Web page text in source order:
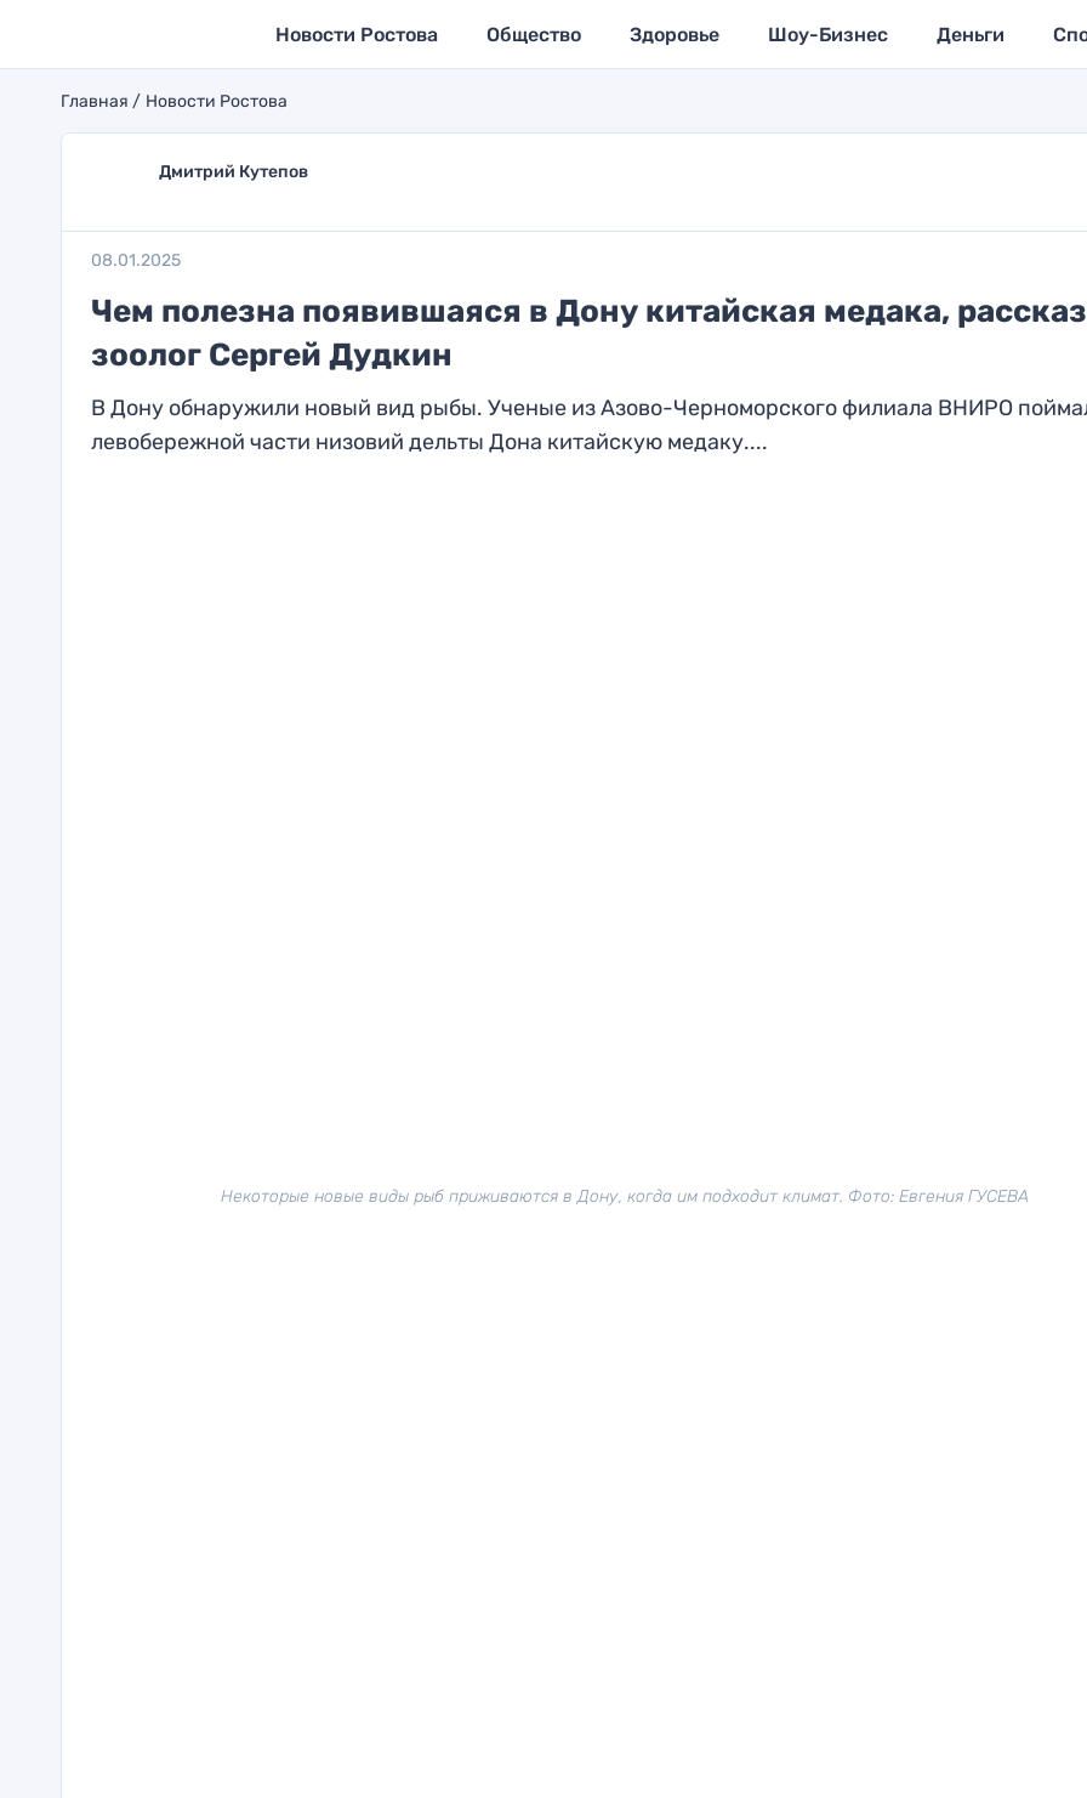
Новости Ростова Общество Здоровье Шоу-Бизнес Деньги
Главная Новости Ростова
Дмитрий Кутепов
08.01.2025
Чем полезна появившаяся в Дону китайская медака,
зоолог Сергей Дудкин
В Дону обнаружили новый вид рыбы. Ученые из Азово-Черноморского филиала ВНИРО
левобережной части низовий дельты Дона китайскую медаку....
Некоторые новые виды рыб приживаются в Дону, когда им подходит климат. Фото: Евгения ГУСЕВА